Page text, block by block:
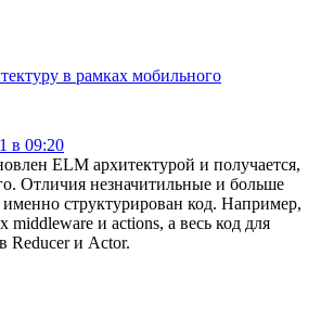
в рамках мобильного
в 09:20
ELM архитектурой и получается,
Отличия незначитильные и больше
именно структурирован код. Например,
middleware и actions, а весь код для
Reducer и Actor.